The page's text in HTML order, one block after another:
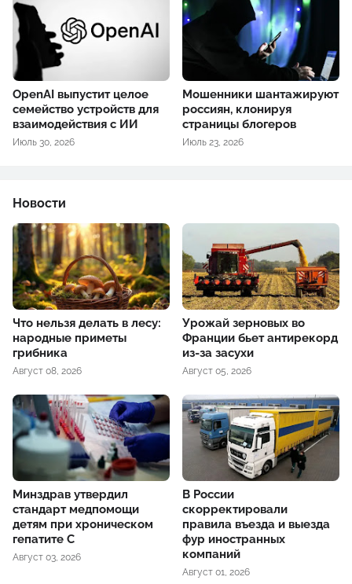
OpenAI выпустит целое
семейство устройств для
взаимодействия с ИИ
Июль 30, 2026
Мошенники шантажируют
россиян, клонируя
страницы блогеров
Июль 23, 2026
Новости
Что нельзя делать в лесу:
народные приметы
грибника
Август 08, 2026
Урожай зерновых во
Франции бьет антирекорд
из-за засухи
Август 05, 2026
Минздрав утвердил
стандарт медпомощи
детям при хроническом
гепатите С
Август 03, 2026
В России
скорректировали
правила въезда и выезда
фур иностранных
компаний
Август 01, 2026